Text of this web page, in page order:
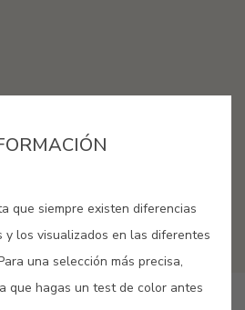
que siempre existen diferencias
los visualizados en las diferentes
una selección más precisa,
que hagas un test de color antes